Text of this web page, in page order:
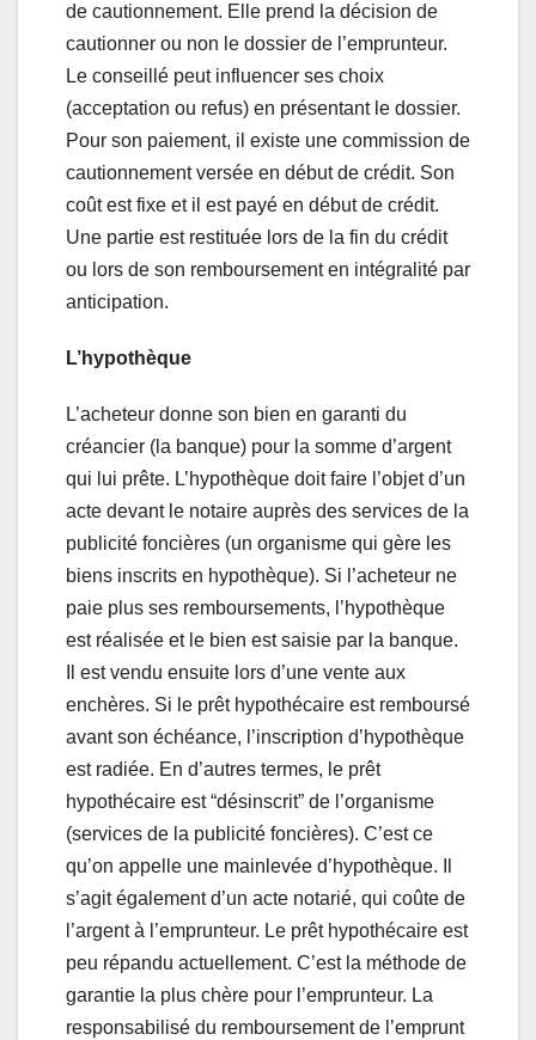
de cautionnement. Elle prend la décision de
cautionner ou non le dossier de l’emprunteur.
Le conseillé peut influencer ses choix
(acceptation ou refus) en présentant le dossier.
Pour son paiement, il existe une commission de
cautionnement versée en début de crédit. Son
coût est fixe et il est payé en début de crédit.
Une partie est restituée lors de la fin du crédit
ou lors de son remboursement en intégralité par
anticipation.
L’hypothèque
L’acheteur donne son bien en garanti du
créancier (la banque) pour la somme d’argent
qui lui prête. L’hypothèque doit faire l’objet d’un
acte devant le notaire auprès des services de la
publicité foncières (un organisme qui gère les
biens inscrits en hypothèque). Si l’acheteur ne
paie plus ses remboursements, l’hypothèque
est réalisée et le bien est saisie par la banque.
Il est vendu ensuite lors d’une vente aux
enchères. Si le prêt hypothécaire est remboursé
avant son échéance, l’inscription d’hypothèque
est radiée. En d’autres termes, le prêt
hypothécaire est “désinscrit” de l’organisme
(services de la publicité foncières). C’est ce
qu’on appelle une mainlevée d’hypothèque. Il
s’agit également d’un acte notarié, qui coûte de
l’argent à l’emprunteur. Le prêt hypothécaire est
peu répandu actuellement. C’est la méthode de
garantie la plus chère pour l’emprunteur. La
responsabilisé du remboursement de l’emprunt